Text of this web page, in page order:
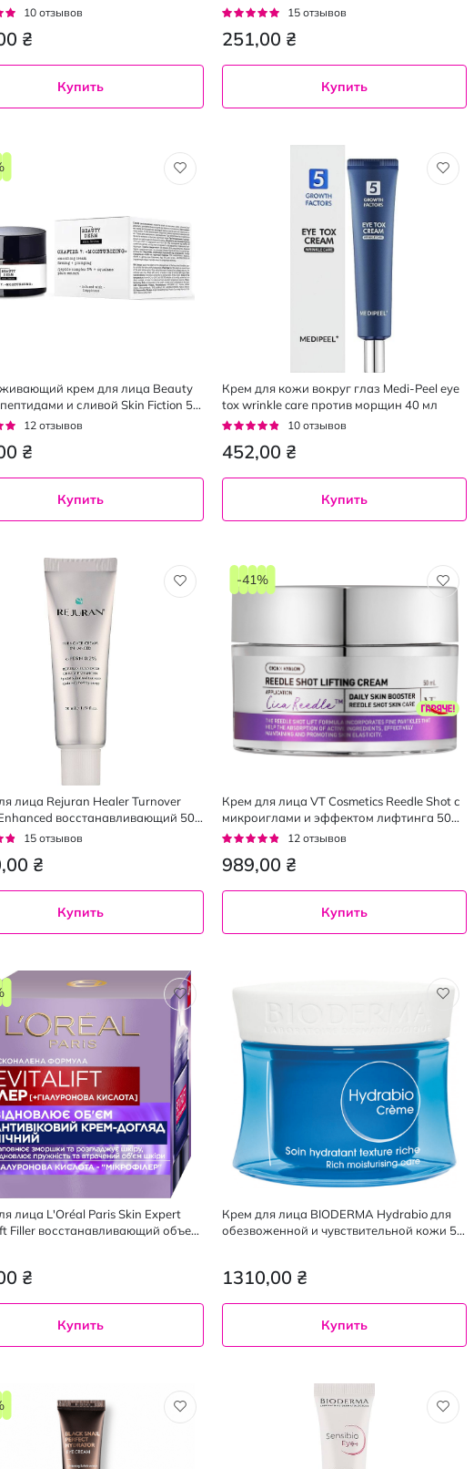
10 отзывов
₴
Купить
Рейтинг:
15 отзывов
251,00 ₴
Купить
крем для лица Beauty
и сливой Skin Fiction 50
12 отзывов
₴
Купить
Крем для кожи вокруг глаз Medi-Peel eye
tox wrinkle care против морщин 40 мл
Рейтинг:
10 отзывов
452,00 ₴
Купить
лица Rejuran Healer Turnover
восстанавливающий 50
15 отзывов
₴
Купить
Крем для лица VT Cosmetics Reedle Shot с
микроиглами и эффектом лифтинга 50
мл
Рейтинг:
12 отзывов
989,00 ₴
-41%
Купить
лица L'Oréal Paris Skin Expert
Filler восстанавливающий объем
₴
Купить
Крем для лица BIODERMA Hydrabio для
обезвоженной и чувствительной кожи 50
1310,00 ₴
Купить